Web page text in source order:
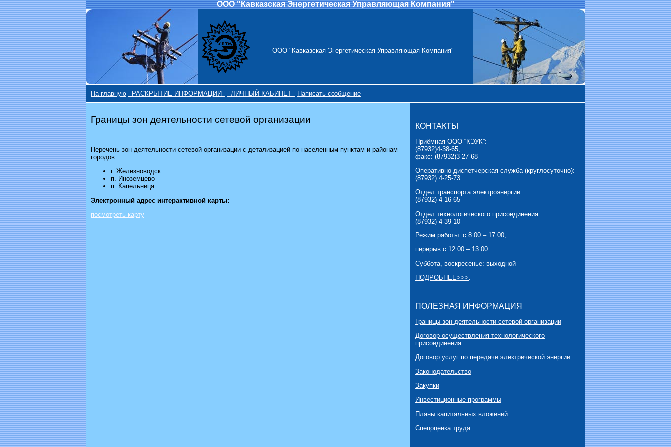
ООО "Кавказcкая Энергетическая Управляющая Компания"
ООО "Кавказcкая Энергетическая Управляющая Компания"
На главную _РАСКРЫТИЕ ИНФОРМАЦИИ_ _ЛИЧНЫЙ КАБИНЕТ_ Написать сообщение
Границы зон деятельности сетевой организации
Перечень зон деятельности сетевой организации с детализацией по населенным пунктам и районам
городов:
г. Железноводск
п. Иноземцево
п. Капельница
Электронный адрес интерактивной карты:
посмотреть карту
КОНТАКТЫ
Приёмная ООО “КЭУК”:
(87932)4-38-65,
факс: (87932)3-27-68
Оперативно-диспетчерская служба (круглосуточно):
(87932) 4-25-73
Отдел транспорта электроэнергии:
(87932) 4-16-65
Отдел технологического присоединения:
(87932) 4-39-10
Режим работы: с 8.00 – 17.00,
перерыв с 12.00 – 13.00
Суббота, воскресенье: выходной
ПОДРОБНЕЕ>>>
ПОЛЕЗНАЯ ИНФОРМАЦИЯ
Границы зон деятельности сетевой организации
Договор осуществления технологического
присоединения
Договор услуг по передаче электрической энергии
Законодательство
Закупки
Инвестиционные программы
Планы капитальных вложений
Спецоценка труда